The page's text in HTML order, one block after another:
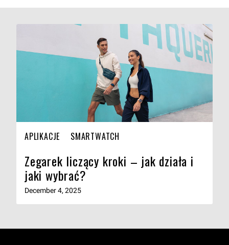
APLIKACJE SMARTWATCH
Zegarek liczący kroki – jak działa i
jaki wybrać?
December 4, 2025